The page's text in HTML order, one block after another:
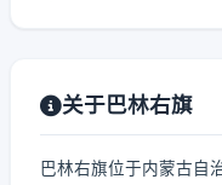
关于巴林右旗
巴林右旗位于内蒙古自